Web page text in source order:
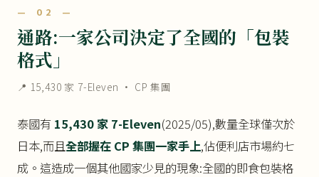
— 02 —
通路:一家公司決定了全國的「包裝
格式」
📍 15,430 家 7-Eleven · CP 集團
泰國有 15,430 家 7-Eleven(2025/05),數量全球僅次於
日本,而且全部握在 CP 集團一家手上,佔便利店市場約七
成。這造成一個其他國家少見的現象:全國的即食包裝格